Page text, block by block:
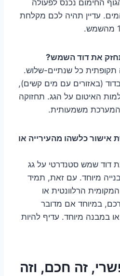
החימום נכנס לפעולה
עדיין תהיה לכם מקלחת
את דוד השמש?
כל שנתיים-שלוש.
(באזורים עם מים קשים),
האיטום על הגג. תחזוקה
משמעותית.
כלשהו מהעירייה או
דוד שמש סטנדרטי על גג
מיוחד. עם זאת, תמיד
הרלוונטית או
במיוחד אם מדובר
במבנה מיוחד. עדיף להיות
זה חכם, וזה